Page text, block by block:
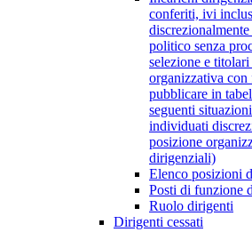
conferiti, ivi
politico senza
selezione e
organizzativa
pubblicare in
seguenti
individuati
posizione
dirigenziali)
Elenco posizioni
Posti di funzione
Ruolo dirigenti
Dirigenti cessati